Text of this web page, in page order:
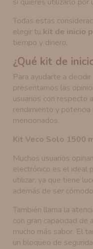
si quieres utilizarlo por
Todas estas
elegir tu kit de inicio
tiempo y dinero.
¿Qué kit de
Para ayudarte a
presentamos las
usuarios con respecto
rendimiento y
mencionados.
Kit Veco Solo 1500
Muchos usuarios
electrónico es el ideal
utilizar, ya que tiene
además de ser
También llama la
con gran capacidad
mucho más sabor. El
un bloqueo de